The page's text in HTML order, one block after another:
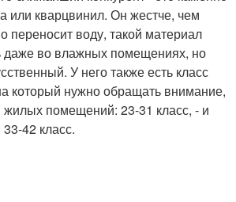
или кварцвинил. Он жестче, чем
переносит воду, такой материал
даже во влажных помещениях, но
У него также есть класс
который нужно обращать внимание,
жилых помещений: 23-31 класс, - и
42 класс.